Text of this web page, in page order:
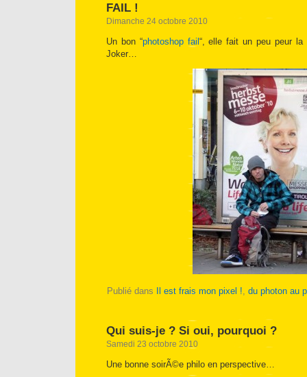
FAIL !
Dimanche 24 octobre 2010
Un bon “photoshop fail “, elle fait un peu peur
Joker…
Publié dans Il est frais mon pixel !, du photon au
Qui suis-je ? Si oui, pourquoi ?
Samedi 23 octobre 2010
Une bonne soirÃ©e philo en perspective…